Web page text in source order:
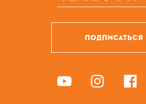
ПОДПИСАТЬСЯ